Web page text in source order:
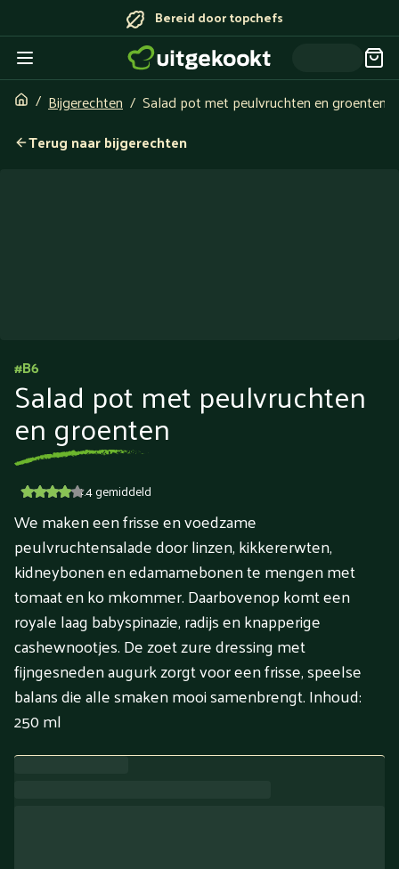
Bereid door topchefs
Bijgerechten
Salad pot met peulvruchten en groenten
Terug naar bijgerechten
#B6
Salad pot met peulvruchten
en groenten
4.4gemiddeld
We maken een frisse en voedzame
peulvruchtensalade door linzen, kikkererwten,
kidneybonen en edamamebonen te mengen met
tomaat en ko mkommer. Daarbovenop komt een
royale laag babyspinazie, radijs en knapperige
cashewnootjes. De zoet zure dressing met
fijngesneden augurk zorgt voor een frisse, speelse
balans die alle smaken mooi samenbrengt. Inhoud:
250 ml